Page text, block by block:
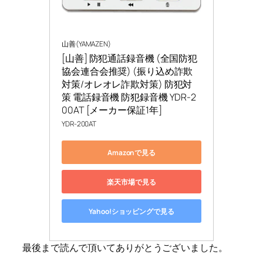
山善(YAMAZEN)
[山善] 防犯通話録音機 (全国防犯
協会連合会推奨) (振り込め詐欺
対策/オレオレ詐欺対策) 防犯対
策 電話録音機 防犯録音機 YDR-2
00AT [メーカー保証1年]
YDR-200AT
Amazonで見る
楽天市場で見る
Yahoo!ショッピングで見る
最後まで読んで頂いてありがとうございました。